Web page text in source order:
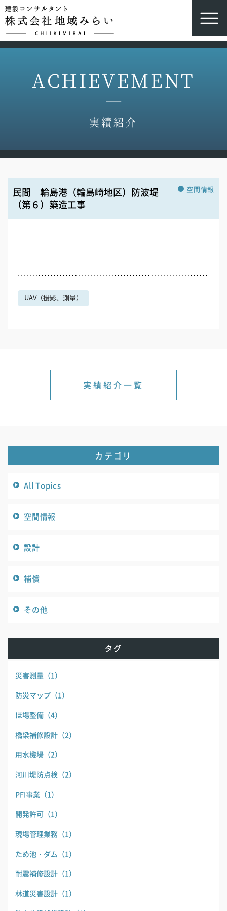
ACHIEVEMENT
実績紹介
民間 輪島港（輪島崎地区）防波堤
（第６）築造工事
空間情報
UAV（撮影、測量）
実績紹介一覧
カテゴリ
All Topics
空間情報
設計
補償
その他
タグ
災害測量 （1）
防災マップ （1）
ほ場整備 （4）
橋梁補修設計 （2）
用水機場 （2）
河川堤防点検 （2）
PFI事業 （1）
開発許可 （1）
現場管理業務 （1）
ため池・ダム （1）
耐震補修設計 （1）
林道災害設計 （1）